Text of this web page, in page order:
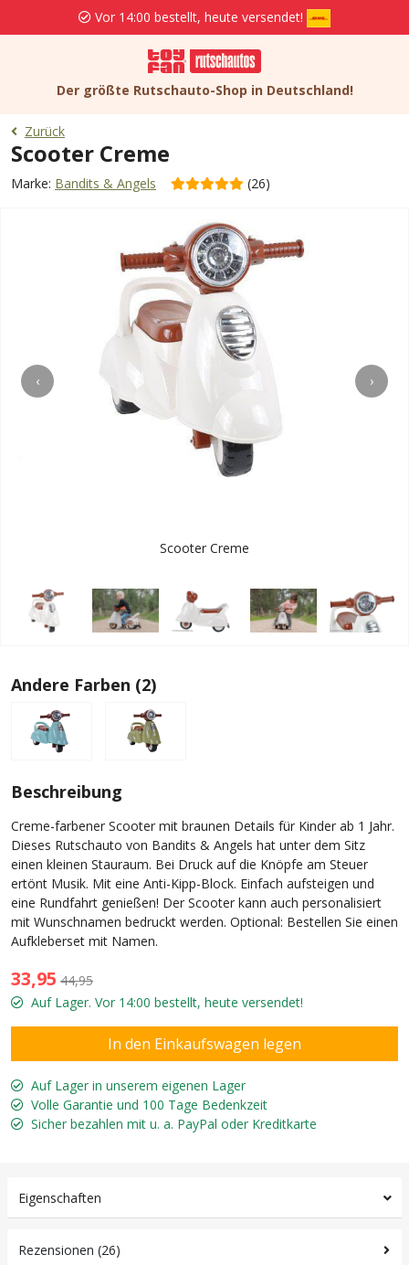
Vor 14:00 bestellt, heute versendet!
Der größte Rutschauto-Shop in Deutschland!
Zurück
Scooter Creme
Marke: Bandits & Angels (26)
‹ ›
Scooter Creme
Andere Farben (2)
Beschreibung
Creme-farbener Scooter mit braunen Details für Kinder ab 1 Jahr.
Dieses Rutschauto von Bandits & Angels hat unter dem Sitz
einen kleinen Stauraum. Bei Druck auf die Knöpfe am Steuer
ertönt Musik. Mit eine Anti-Kipp-Block. Einfach aufsteigen und
eine Rundfahrt genießen! Der Scooter kann auch personalisiert
mit Wunschnamen bedruckt werden. Optional: Bestellen Sie einen
Aufkleberset mit Namen.
33,95 44,95
Auf Lager. Vor 14:00 bestellt, heute versendet!
Auf Lager in unserem eigenen Lager
Volle Garantie und 100 Tage Bedenkzeit
Sicher bezahlen mit u. a. PayPal oder Kreditkarte
Eigenschaften
Rezensionen (26)